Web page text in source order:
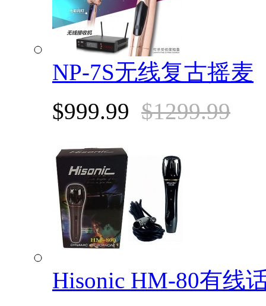
NP-7S无线复古摇麦
$999.99 $1299.99
Hisonic HM-80有线